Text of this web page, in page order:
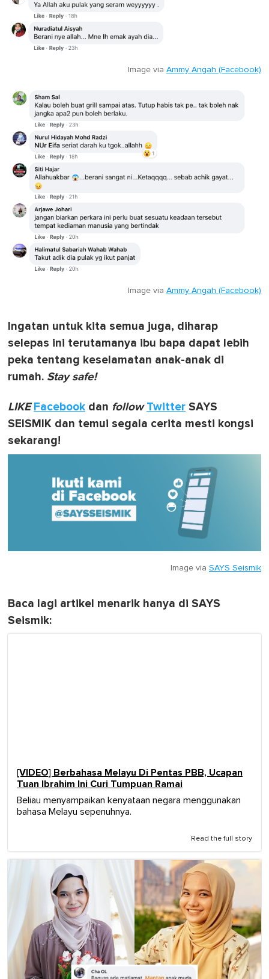
Image via Ammy Angah (Facebook)
Image via Ammy Angah (Facebook)
Ingatan untuk kita semua juga, diharap
selepas ini terutamanya ibu bapa dapat lebih
peka tentang keselamatan anak-anak di
rumah. Stay safe!
LIKE Facebook dan follow Twitter SAYS
SEISMIK dan temui segala cerita mesti kongsi
sekarang!
Image via SAYS Seismik
Baca lagi artikel menarik hanya di SAYS
Seismik:
[VIDEO] Berbahasa Melayu Di Pentas PBB, Ucapan
Tuan Ibrahim Ini Curi Tumpuan Ramai
Beliau menyampaikan kenyataan negara menggunakan
bahasa Melayu sepenuhnya.
Read the full story